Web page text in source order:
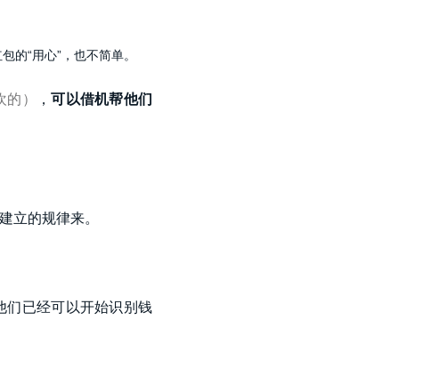
的“用心”，也不简单。
） ，可以借机帮他们
立的规律来。
们已经可以开始识别钱